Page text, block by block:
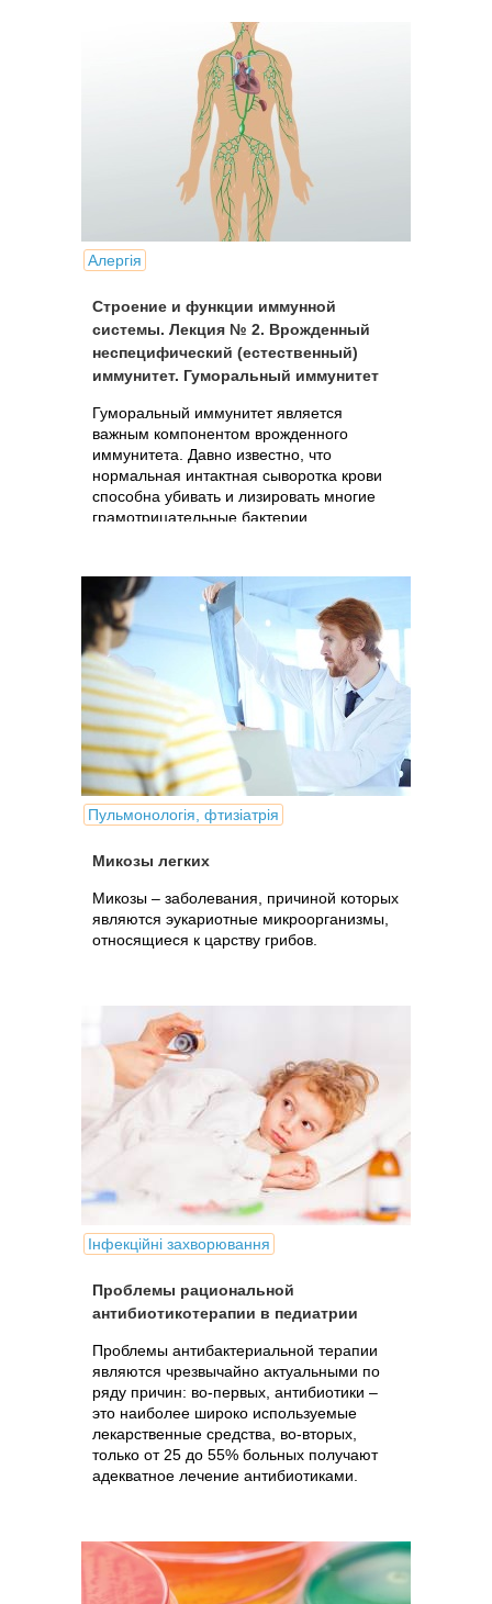
Алергія
Строение и функции иммунной
системы. Лекция № 2. Врожденный
неспецифический (естественный)
иммунитет. Гуморальный иммунитет
Гуморальный иммунитет является
важным компонентом врожденного
иммунитета. Давно известно, что
нормальная интактная сыворотка крови
способна убивать и лизировать многие
грамотрицательные бактерии.
Пульмонологія, фтизіатрія
Микозы легких
Микозы – заболевания, причиной которых
являются эукариотные микроорганизмы,
относящиеся к царству грибов.
Інфекційні захворювання
Проблемы рациональной
антибиотикотерапии в педиатрии
Проблемы антибактериальной терапии
являются чрезвычайно актуальными по
ряду причин: во-первых, антибиотики –
это наиболее широко используемые
лекарственные средства, во-вторых,
только от 25 до 55% больных получают
адекватное лечение антибиотиками.